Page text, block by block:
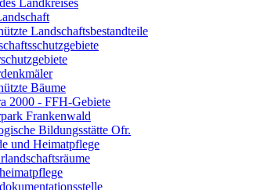
Landkreises
Landschaftsbestandteile
Bäume
2000 - FFH-Gebiete
Frankenwald
Bildungsstätte Ofr.
und Heimatpflege